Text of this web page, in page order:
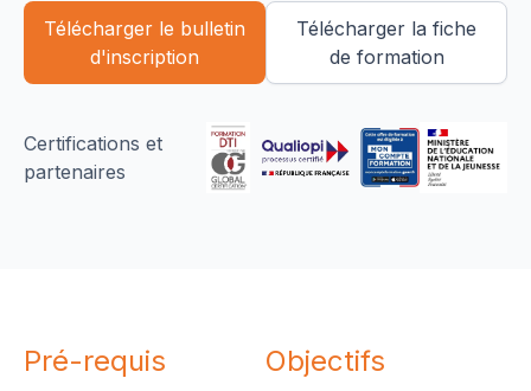
Télécharger le bulletin
d'inscription
Télécharger la fiche
de formation
Certifications et
partenaires
Pré-requis Objectifs